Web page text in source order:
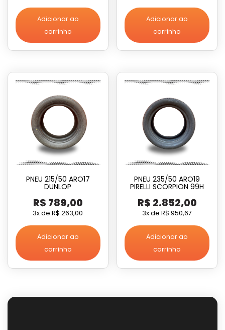
Adicionar ao
carrinho
Adicionar ao
carrinho
PNEU 215/50 ARO17
DUNLOP
R$ 789,00
3x deR$ 263,00
Adicionar ao
carrinho
PNEU 235/50 ARO19
PIRELLI SCORPION 99H
R$ 2.852,00
3x deR$ 950,67
Adicionar ao
carrinho